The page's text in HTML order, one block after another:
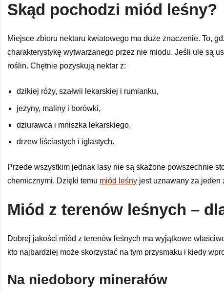
Skąd pochodzi miód leśny?
Miejsce zbioru nektaru kwiatowego ma duże znaczenie. To,
charakterystykę wytwarzanego przez nie miodu. Jeśli ule są
roślin. Chętnie pozyskują nektar z:
dzikiej róży, szałwii lekarskiej i rumianku,
jeżyny, maliny i borówki,
dziurawca i mniszka lekarskiego,
drzew liściastych i iglastych.
Przede wszystkim jednak lasy nie są skażone powszechnie
chemicznymi. Dzięki temu miód leśny jest uznawany za jeden
Miód z terenów leśnych –
Dobrej jakości miód z terenów leśnych ma wyjątkowe
kto najbardziej może skorzystać na tym przysmaku i kiedy
Na niedobory minerałów